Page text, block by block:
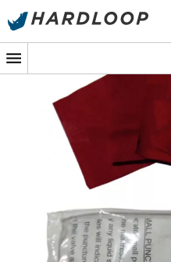
Promos d'été 🔥 -5 %